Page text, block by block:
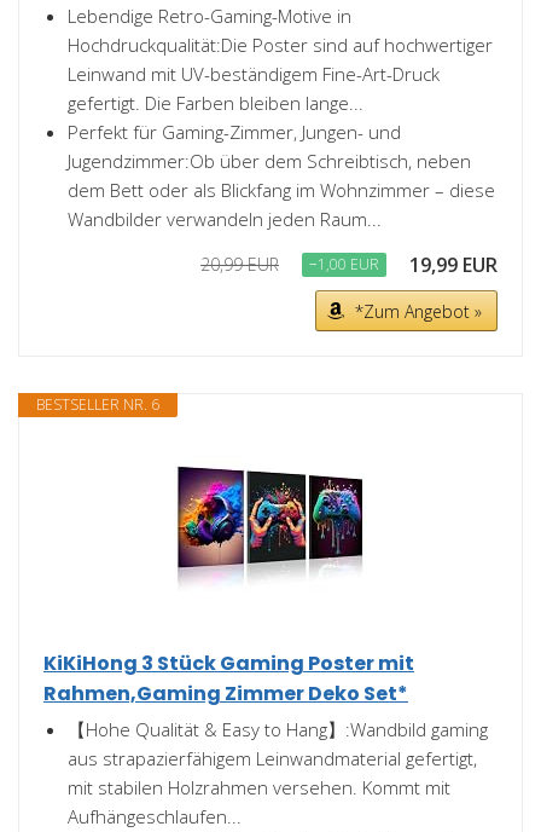
Lebendige Retro-Gaming-Motive in
Hochdruckqualität:Die Poster sind auf hochwertiger
Leinwand mit UV-beständigem Fine-Art-Druck
gefertigt. Die Farben bleiben lange...
Perfekt für Gaming-Zimmer, Jungen- und
Jugendzimmer:Ob über dem Schreibtisch, neben
dem Bett oder als Blickfang im Wohnzimmer – diese
Wandbilder verwandeln jeden Raum...
20,99 EUR −1,00 EUR 19,99 EUR
*Zum Angebot »
BESTSELLER NR. 6
KiKiHong 3 Stück Gaming Poster mit
Rahmen,Gaming Zimmer Deko Set*
【Hohe Qualität & Easy to Hang】:Wandbild gaming
aus strapazierfähigem Leinwandmaterial gefertigt,
mit stabilen Holzrahmen versehen. Kommt mit
Aufhängeschlaufen...